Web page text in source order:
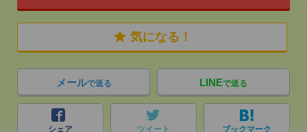
気になる！
メールで送る LINEで送る
シェア ツイート ブックマーク